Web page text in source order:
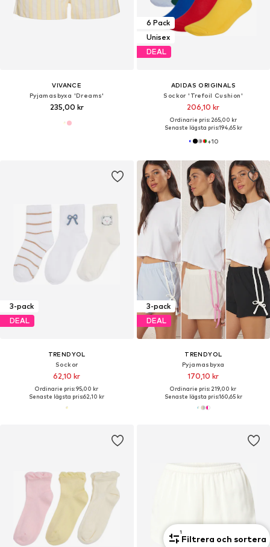
VIVANCE
Pyjamasbyxa 'Dreams'
235,00 kr
6 Pack
Unisex
DEAL
ADIDAS ORIGINALS
Sockor 'Trefoil Cushion'
206,10 kr
Ordinarie pris: 265,00 kr
Senaste lägsta pris:194,65 kr
+10
3-pack
DEAL
TRENDYOL
Sockor
62,10 kr
Ordinarie pris: 95,00 kr
Senaste lägsta pris:62,10 kr
3-pack
DEAL
TRENDYOL
Pyjamasbyxa
170,10 kr
Ordinarie pris: 219,00 kr
Senaste lägsta pris:160,65 kr
1
Filtrera och sortera